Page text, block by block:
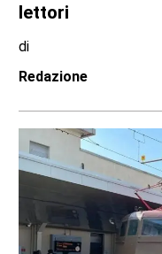
lettori
di
Redazione